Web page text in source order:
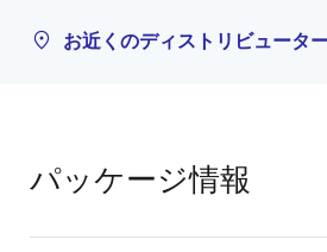
お近くのディストリビュータ
パッケージ情報